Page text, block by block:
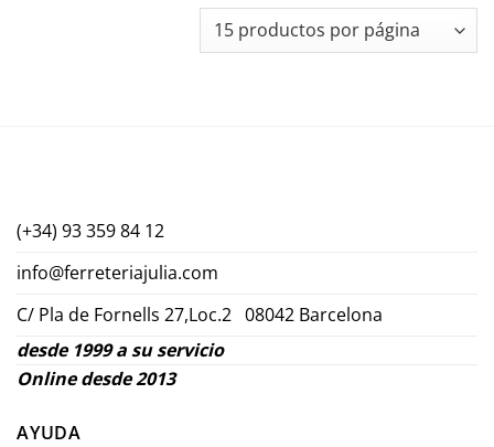
(+34) 93 359 84 12
info@ferreteriajulia.com
C/ Pla de Fornells 27,Loc.2 08042 Barcelona
desde 1999 a su servicio
Online desde 2013
AYUDA